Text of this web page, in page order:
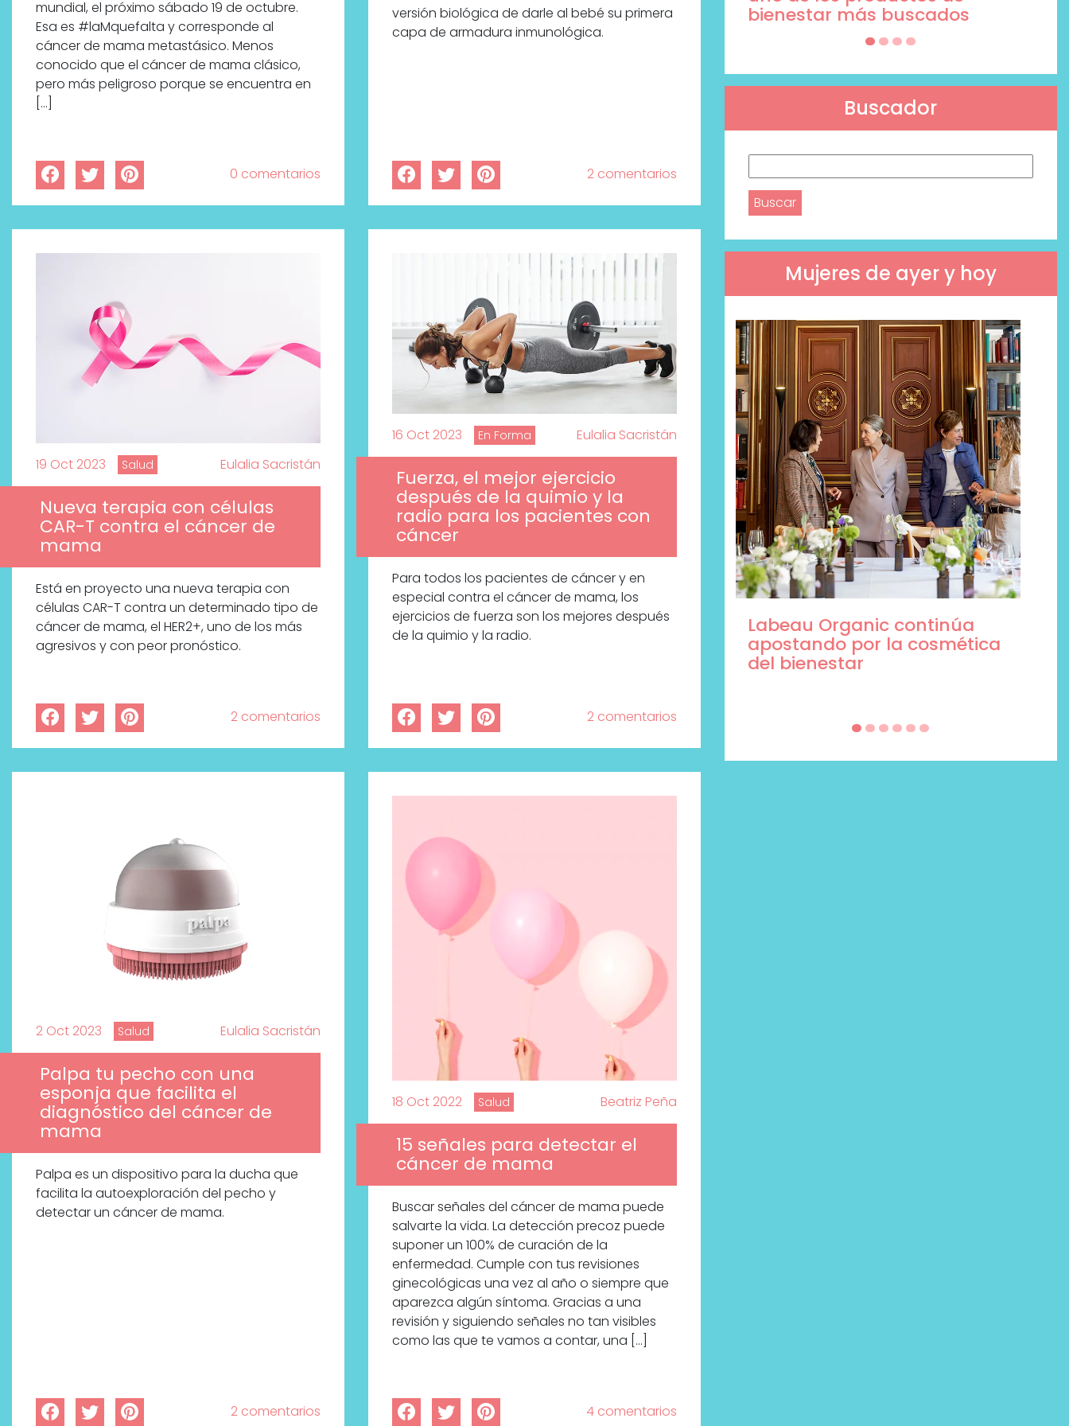
mundial, el próximo sábado 19 de octubre.
Esa es #laMquefalta y corresponde al
cáncer de mama metastásico. Menos
conocido que el cáncer de mama clásico,
pero más peligroso porque se encuentra en
[…]
0 comentarios
versión biológica de darle al bebé su primera
capa de armadura inmunológica.
2 comentarios
19 Oct 2023 Salud Eulalia Sacristán
Nueva terapia con células
CAR-T contra el cáncer de
mama
Está en proyecto una nueva terapia con
células CAR-T contra un determinado tipo de
cáncer de mama, el HER2+, uno de los más
agresivos y con peor pronóstico.
2 comentarios
16 Oct 2023 En Forma Eulalia Sacristán
Fuerza, el mejor ejercicio
después de la quimio y la
radio para los pacientes con
cáncer
Para todos los pacientes de cáncer y en
especial contra el cáncer de mama, los
ejercicios de fuerza son los mejores después
de la quimio y la radio.
2 comentarios
2 Oct 2023 Salud Eulalia Sacristán
Palpa tu pecho con una
esponja que facilita el
diagnóstico del cáncer de
mama
Palpa es un dispositivo para la ducha que
facilita la autoexploración del pecho y
detectar un cáncer de mama.
2 comentarios
18 Oct 2022 Salud Beatriz Peña
15 señales para detectar el
cáncer de mama
Buscar señales del cáncer de mama puede
salvarte la vida. La detección precoz puede
suponer un 100% de curación de la
enfermedad. Cumple con tus revisiones
ginecológicas una vez al año o siempre que
aparezca algún síntoma. Gracias a una
revisión y siguiendo señales no tan visibles
como las que te vamos a contar, una […]
4 comentarios
bienestar más buscados
Buscador
Mujeres de ayer y hoy
¿Qué revelan las zapatillas
de Alexia Putellas para Nike
Labeau Organic continúa
apostando por la cosmética
Las caras de la belleza son
esteticistas y marcas de
cosmética profesional